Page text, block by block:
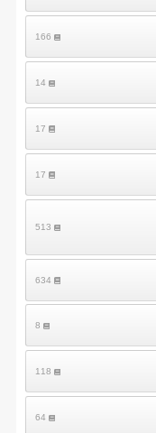
166
14
17
17
513
634
8
118
64